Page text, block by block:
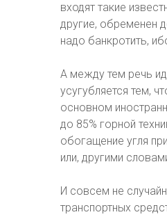
входят такие
другие, обременен
надо банкротить,
А между тем речь
усугубляется тем,
основном
до 85% горной
обогащение угля
или, другими
И совсем не
транспортных